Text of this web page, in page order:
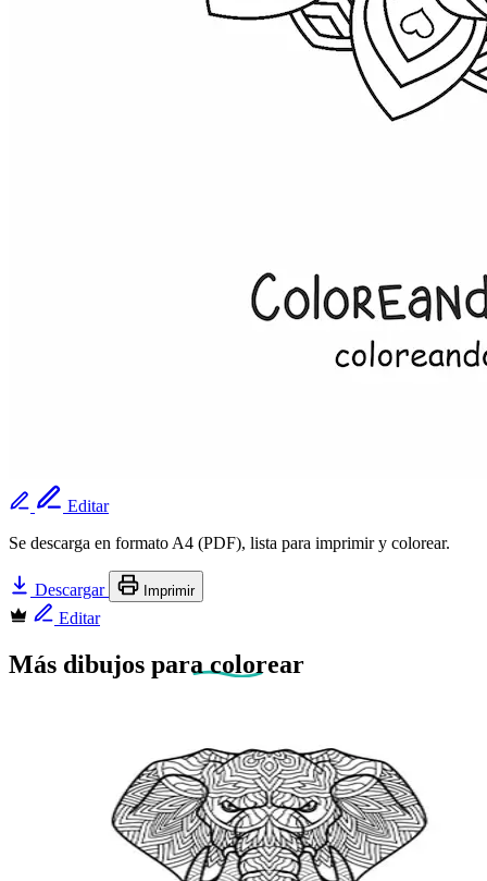
Editar
Se descarga en formato A4 (PDF), lista para imprimir y colorear.
Descargar Imprimir
Editar
Más dibujos para colorear